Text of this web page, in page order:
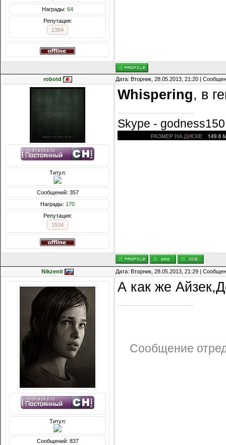
Награды: 64
Репутация:
2384
robotd Дата: Вторник, 28.05.2013, 21:20 |
Титул:
Сообщений: 357
Награды: 170
Репутация:
1534
Whispering, в
Skype - godness150
Nikzenit Дата: Вторник, 28.05.2013, 21:29 |
Титул:
Сообщений: 837
А как же
Сообщение